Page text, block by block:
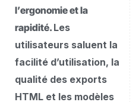
l’ergonomie et la
rapidité. Les
utilisateurs saluent la
facilité d’utilisation, la
qualité des exports
HTML et les modèles